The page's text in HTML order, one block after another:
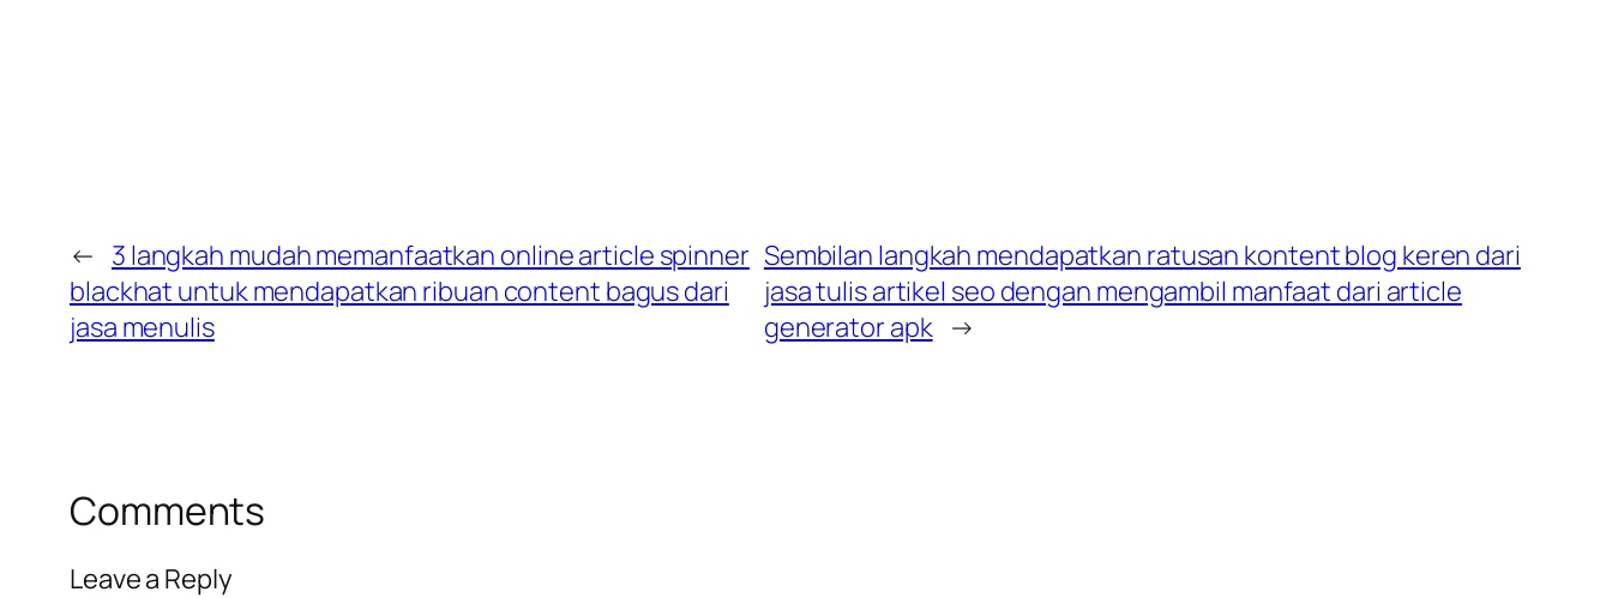
← 3 langkah mudah memanfaatkan online article spinner
blackhat untuk mendapatkan ribuan content bagus dari
jasa menulis
Sembilan langkah mendapatkan ratusan kontent blog keren dari
jasa tulis artikel seo dengan mengambil manfaat dari article
generator apk →
Comments
Leave a Reply